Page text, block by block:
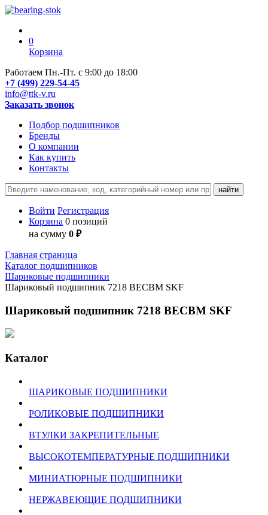
0
Корзина
Работаем Пн.-Пт. с 9:00 до 18:00
+7 (499) 229-54-45
info@ttk-v.ru
Заказать звонок
Подбор подшипников
Бренды
О компании
Как купить
Контакты
Войти Регистрация
Корзина 0 позиций
на сумму 0 ₽
Главная страница
Каталог подшипников
Шариковые подшипники
Шариковый подшипник 7218 BECBM SKF
Шариковый подшипник 7218 BECBM SKF
Каталог
ШАРИКОВЫЕ ПОДШИПНИКИ
РОЛИКОВЫЕ ПОДШИПНИКИ
ВТУЛКИ ЗАКРЕПИТЕЛЬНЫЕ
ВЫСОКОТЕМПЕРАТУРНЫЕ ПОДШИПНИКИ
МИНИАТЮРНЫЕ ПОДШИПНИКИ
НЕРЖАВЕЮЩИЕ ПОДШИПНИКИ